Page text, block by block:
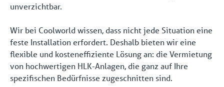
unverzichtbar.
Wir bei Coolworld wissen, dass nicht jede Situation eine
feste Installation erfordert. Deshalb bieten wir eine
flexible und kosteneffiziente Lösung an: die Vermietung
von hochwertigen HLK-Anlagen, die ganz auf Ihre
spezifischen Bedürfnisse zugeschnitten sind.